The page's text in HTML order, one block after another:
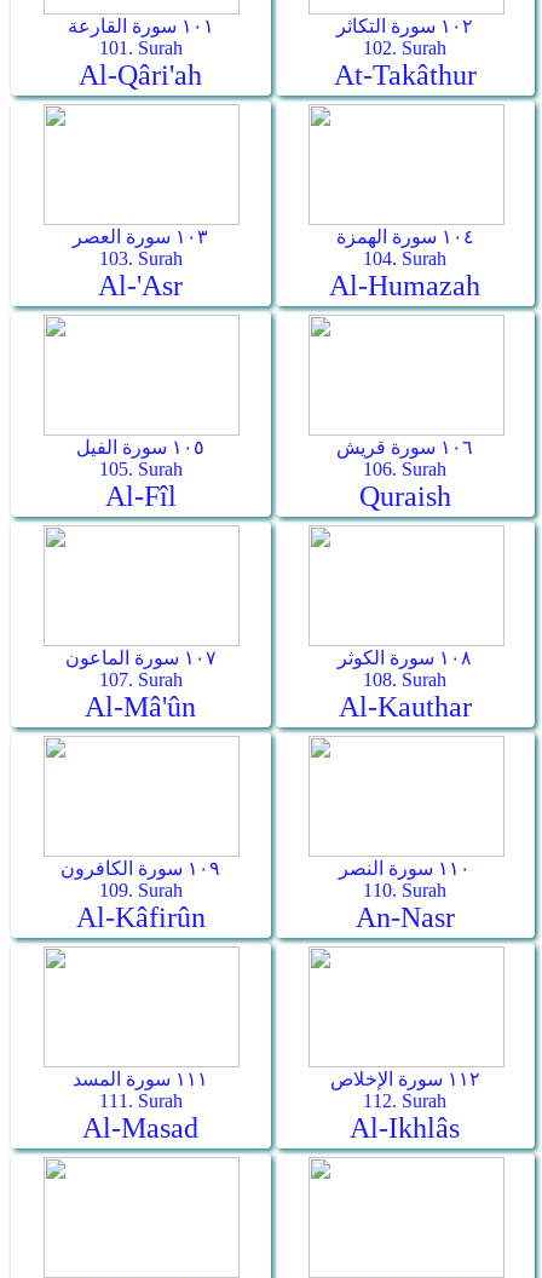
١٠١ سورة القارعة
101. Surah
Al-Qâri'ah
١٠٢ سورة التكاثر
102. Surah
At-Takâthur
١٠٣ سورة العصر
103. Surah
Al-'Asr
١٠٤ سورة الهمزة
104. Surah
Al-Humazah
١٠٥ سورة الفيل
105. Surah
Al-Fîl
١٠٦ سورة قريش
106. Surah
Quraish
١٠٧ سورة الماعون
107. Surah
Al-Mâ'ûn
١٠٨ سورة الكوثر
108. Surah
Al-Kauthar
١٠٩ سورة الكافرون
109. Surah
Al-Kâfirûn
١١٠ سورة النصر
110. Surah
An-Nasr
١١١ سورة المسد
111. Surah
Al-Masad
١١٢ سورة الإخلاص
112. Surah
Al-Ikhlâs